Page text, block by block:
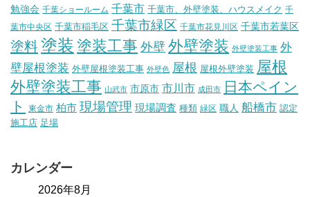
勉強会 千葉ショールーム 千葉市 千葉市、外壁塗装、ハウスメイク 千
葉市中央区 千葉市稲毛区 千葉市緑区 千葉市花見川区 千葉市若葉区
塗料塗装 塗装工事 外壁 外壁塗装 外壁塗装工事 外
壁屋根塗装 外壁屋根塗装工事 外壁色 屋根 屋根外壁塗装 屋根
外壁塗装工事 山武市 市原市 市川市 成田市
日本ペイン
ト
東金市 柏市 現場管理 現場調査 種類 緑区 職人 船橋市 認定
施工店 足場
カレンダー
2026年8月